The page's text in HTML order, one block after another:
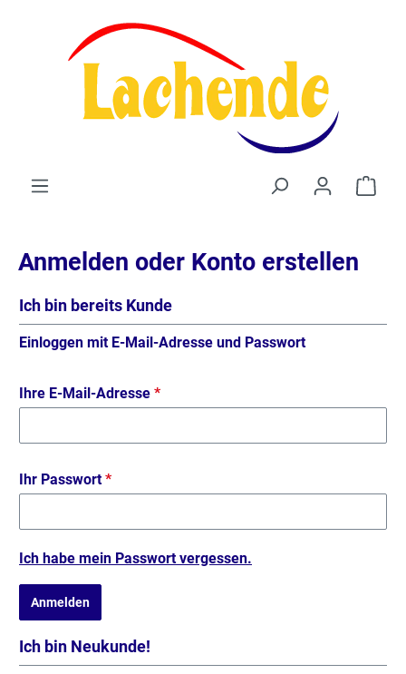
Anmelden oder Konto erstellen
Ich bin bereits Kunde
Einloggen mit E-Mail-Adresse und Passwort
Ihre E-Mail-Adresse *
Ihr Passwort*
Ich habe mein Passwort vergessen.
Anmelden
Ich bin Neukunde!